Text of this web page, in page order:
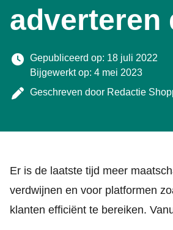
adverteren
Gepubliceerd op: 18 juli 2022
Bijgewerkt op: 4 mei 2023
Geschreven door Redactie
Er is de laatste tijd meer
verdwijnen en voor platformen
klanten efficiënt te bereiken.